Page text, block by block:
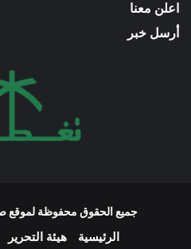
اعلن معنا
أرسل خبر
جميع الحقوق محفوظة لموقع
الرئيسية هيئة التحرير